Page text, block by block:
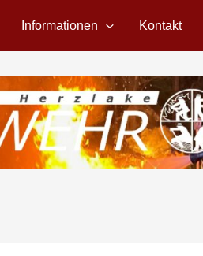
Informationen Kontakt